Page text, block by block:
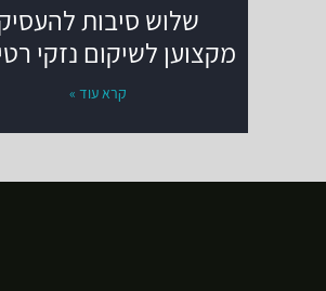
שלוש סיבות
מקצוען לשיקום נזקי
קרא עוד »